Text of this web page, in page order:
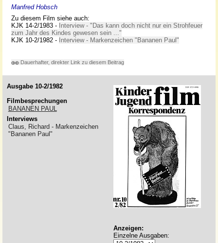
Manfred Hobsch
Zu diesem Film siehe auch:
KJK 14-2/1983 - Interview - "Das kann doch nicht nur ein Strohfeuer
zum Jahr des Kindes gewesen sein ..."
KJK 10-2/1982 - Interview - Markenzeichen "Bananen Paul"
Dauerhafter, direkter Link zu diesem Beitrag
Ausgabe 10-2/1982
Filmbesprechungen
BANANEN PAUL
Interviews
Claus, Richard - Markenzeichen
"Bananen Paul"
Anzeigen:
Einzelne Ausgaben: